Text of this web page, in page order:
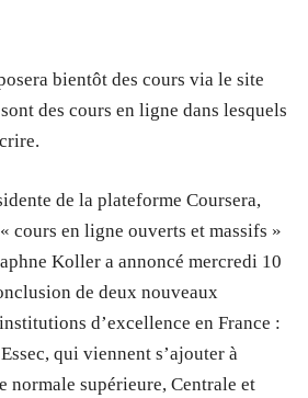
bientôt des cours via le site
des cours en ligne dans lesquels
de la plateforme Coursera,
cours en ligne ouverts et massifs »
Koller a annoncé mercredi 10
de deux nouveaux
d’excellence en France :
qui viennent s’ajouter à
normale supérieure, Centrale et